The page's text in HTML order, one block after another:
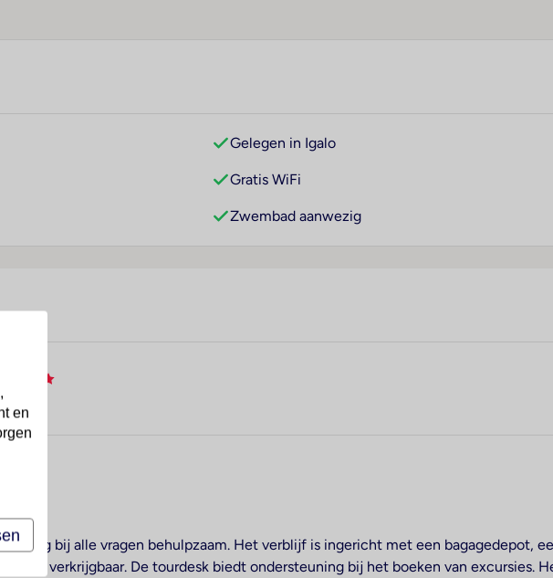
Gelegen in Igalo
Gratis WiFi
Zwembad aanwezig
graag bij alle vragen behulpzaam. Het verblijf is ingericht met een bagagedepot,
Wi-Fi verkrijgbaar. De tourdesk biedt ondersteuning bij het boeken van excursies.
en